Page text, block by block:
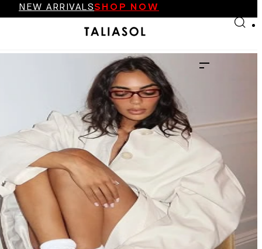
Skip to main content
FINAL SALE UP TO 70%
SHOP NOW
FINAL SALE UP TO 70%
NEW ARRIVALSSHOP NOW